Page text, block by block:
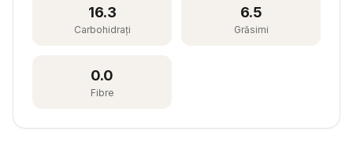
16.3
Carbohidrați
6.5
Grăsimi
0.0
Fibre